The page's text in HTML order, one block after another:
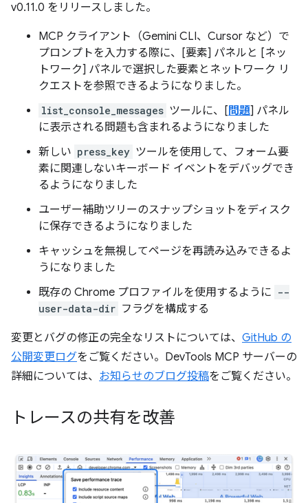
v0.11.0 をリリースしました。
MCP クライアント（Gemini CLI、Cursor など）で
プロンプトを入力する際に、[要素] パネルと [ネッ
トワーク] パネルで選択した要素とネットワーク リ
クエストを参照できるようになりました。
list_console_messages ツールに、[ 問題] パネル
に表示される問題も含まれるようになりました
新しい press_key ツールを使用して、フォーム要
素に関連しないキーボード イベントをデバッグでき
るようになりました
ユーザー補助ツリーのスナップショットをディスク
に保存できるようになりました
キャッシュを無視してページを再読み込みできるよ
うになりました
既存の Chrome プロファイルを使用するように --
user-data-dir フラグを構成する
変更とバグの修正の完全なリストについては、 GitHub の
公開変更ログをご覧ください。DevTools MCP サーバーの
詳細については、 お知らせのブログ投稿をご覧ください。
トレースの共有を改善